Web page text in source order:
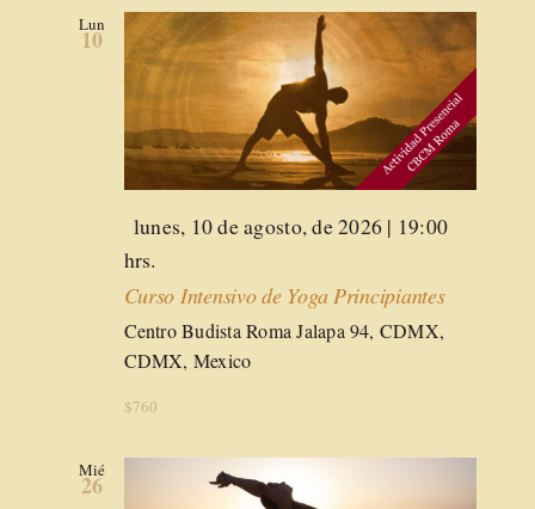
Lun
10
Destacado
lunes, 10 de agosto, de 2026 | 19:00
hrs.
Curso Intensivo de Yoga Principiantes
Centro Budista RomaJalapa 94, CDMX,
CDMX, Mexico
$760
Mié
26